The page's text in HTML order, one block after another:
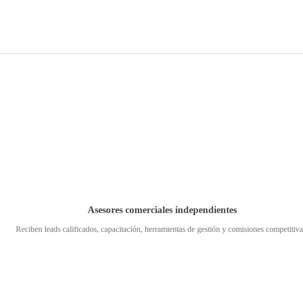
Asesores comerciales independientes
Reciben leads calificados, capacitación, herramientas de gestión y comisiones